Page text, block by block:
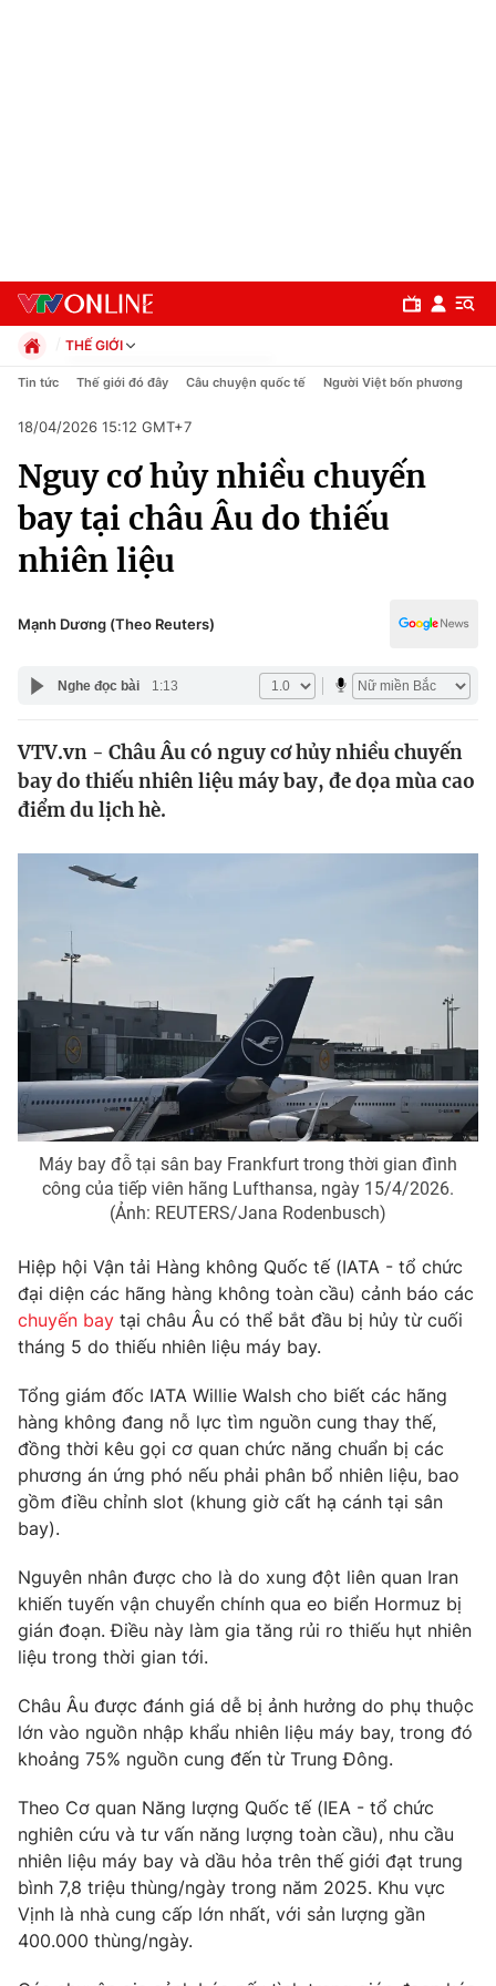
Chuyên mục
Chính trị
Xã hội
Pháp luật
Y tế
Thế giới
Tin tức
Thế giới đó đây
Câu chuyện quốc tế
Kinh tế
Tài chính
Góc doanh nghiệp
Dữ liệu và đời sống
Truyền hình
Phim VTV
Hậu trường
Nhân vật
Khán giả
Giải sao mai
Giải trí
Điện ảnh
Âm nhạc
Sao
Đời sống
Du lịch
Làm đẹp
Chất lượng cuộc sống
Giáo dục
Tuyển sinh
Công nghệ
Hitech Công nghệ tương lai
Sản phẩm
Thị trường
Tư vấn
Giao lưu trực tuyến
Lịch phát sóng
Chuyên mục khác
Emagazine Podcast
Photo
Video Shorts video
VTV Money
VTV Sức khoẻ Bất động sản
VTV4 Vươn mình bằng AI
VTV9 VTV8
Liên hệ tòa soạn English
THẾ GIỚI
Chính trị
Pháp luật
Kinh tế
Thể thao
Truyền hình
Văn hóa - Giải trí
Công nghệ
Tin tức Thế giới đó đây Câu chuyện quốc tế Người Việt bốn phương
18/04/2026 15:12 GMT+7
Nguy cơ hủy nhiều chuyến
bay tại châu Âu do thiếu
nhiên liệu
Mạnh Dương (Theo Reuters)
Nghe đọc bài 1:13
VTV.vn - Châu Âu có nguy cơ hủy nhiều chuyến
bay do thiếu nhiên liệu máy bay, đe dọa mùa cao
điểm du lịch hè.
Máy bay đỗ tại sân bay Frankfurt trong thời gian đình
công của tiếp viên hãng Lufthansa, ngày 15/4/2026.
(Ảnh: REUTERS/Jana Rodenbusch)
Hiệp hội Vận tải Hàng không Quốc tế (IATA - tổ chức
đại diện các hãng hàng không toàn cầu) cảnh báo các
chuyến bay tại châu Âu có thể bắt đầu bị hủy từ cuối
tháng 5 do thiếu nhiên liệu máy bay.
Tổng giám đốc IATA Willie Walsh cho biết các hãng
hàng không đang nỗ lực tìm nguồn cung thay thế,
đồng thời kêu gọi cơ quan chức năng chuẩn bị các
phương án ứng phó nếu phải phân bổ nhiên liệu, bao
gồm điều chỉnh slot (khung giờ cất hạ cánh tại sân
bay).
Nguyên nhân được cho là do xung đột liên quan Iran
khiến tuyến vận chuyển chính qua eo biển Hormuz bị
gián đoạn. Điều này làm gia tăng rủi ro thiếu hụt nhiên
liệu trong thời gian tới.
Châu Âu được đánh giá dễ bị ảnh hưởng do phụ thuộc
lớn vào nguồn nhập khẩu nhiên liệu máy bay, trong đó
khoảng 75% nguồn cung đến từ Trung Đông.
Theo Cơ quan Năng lượng Quốc tế (IEA - tổ chức
nghiên cứu và tư vấn năng lượng toàn cầu), nhu cầu
nhiên liệu máy bay và dầu hỏa trên thế giới đạt trung
bình 7,8 triệu thùng/ngày trong năm 2025. Khu vực
Vịnh là nhà cung cấp lớn nhất, với sản lượng gần
400.000 thùng/ngày.